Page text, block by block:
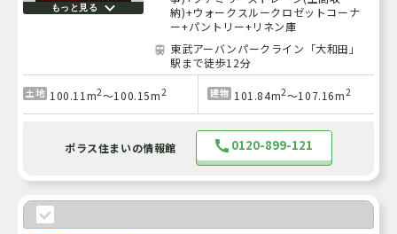
もっと見る
納)+ウォークスルークロゼットコーナ
ー+パントリー+リネン庫
東武アーバンパークライン「大和田」
駅まで徒歩12分
土地 100.11m2～100.15m2 建物 101.84m2～107.16m2
ポラス住まいの情報館 0120-899-121